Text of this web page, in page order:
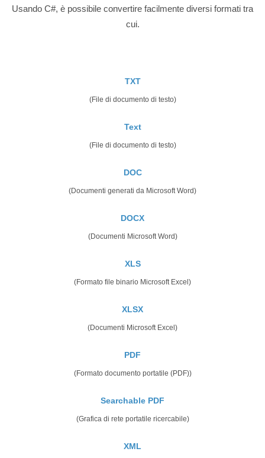
Usando C#, è possibile convertire facilmente diversi formati tra
cui.
TXT
(File di documento di testo)
Text
(File di documento di testo)
DOC
(Documenti generati da Microsoft Word)
DOCX
(Documenti Microsoft Word)
XLS
(Formato file binario Microsoft Excel)
XLSX
(Documenti Microsoft Excel)
PDF
(Formato documento portatile (PDF))
Searchable PDF
(Grafica di rete portatile ricercabile)
XML